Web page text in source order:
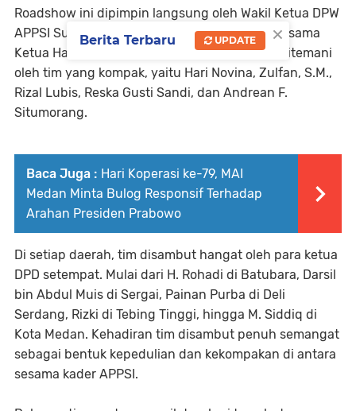
Roadshow ini dipimpin langsung oleh Wakil Ketua DPW
APPSI Sumut Korda II, Suwarno, S.E., M.M., bersama
Ketua Harian Budi Hartoyo Damanik. Mereka ditemani
oleh tim yang kompak, yaitu Hari Novina, Zulfan, S.M.,
Rizal Lubis, Reska Gusti Sandi, dan Andrean F.
Situmorang.
Baca Juga : Hari Koperasi ke-79, MAI
Medan Minta Bulog Responsif Terhadap
Arahan Presiden Prabowo
Di setiap daerah, tim disambut hangat oleh para ketua
DPD setempat. Mulai dari H. Rohadi di Batubara, Darsil
bin Abdul Muis di Sergai, Painan Purba di Deli
Serdang, Rizki di Tebing Tinggi, hingga M. Siddiq di
Kota Medan. Kehadiran tim disambut penuh semangat
sebagai bentuk kepedulian dan kekompakan di antara
sesama kader APPSI.
×
Berita Terbaru UPDATE